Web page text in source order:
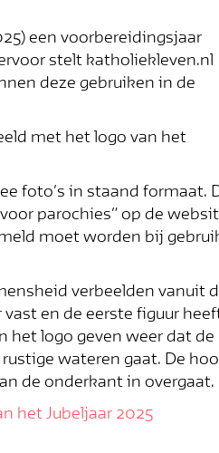
een voorbereidingsjaar
stelt katholiekleven.nl
deze gebruiken in de
met het logo van het
foto’s in staand formaat.
parochies” op de
moet worden bij
verbeelden vanuit
vast en de eerste figuur
het logo geven weer dat de
wateren gaat. De
de onderkant in overgaat.
het Jubeljaar 2025
de